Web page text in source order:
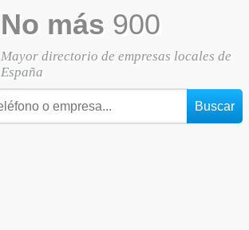
No más 900
Mayor directorio de empresas locales de
España